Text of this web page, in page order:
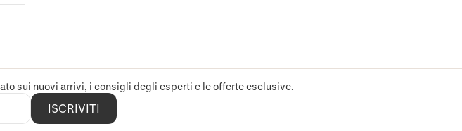
sui nuovi arrivi, i consigli degli esperti e le offerte esclusive.
ISCRIVITI